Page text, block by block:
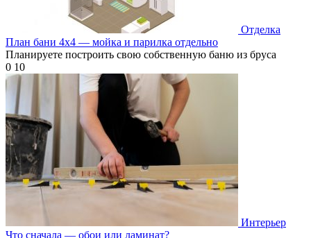
Отделка
План бани 4х4 — мойка и парилка отдельно
Планируете построить свою собственную баню из бруса
0 10
Интерьер
Что сначала — обои или ламинат?